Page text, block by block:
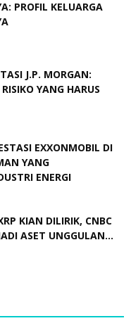
PROFIL KELUARGA
J.P. MORGAN:
YANG HARUS
EXXONMOBIL DI
YANG
ENERGI
KIAN DILIRIK, CNBC
ASET UNGGULAN...